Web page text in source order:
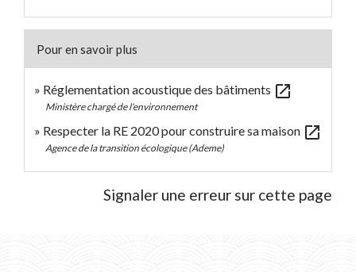
Pour en savoir plus
Réglementation acoustique des bâtiments open_in_new
Ministère chargé de l'environnement
Respecter la RE 2020 pour construire sa maison open_in_new
Agence de la transition écologique (Ademe)
Signaler une erreur sur cette page